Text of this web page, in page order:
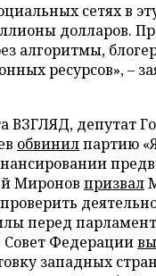
сетях в
долларов.
алгоритмы,
ресурсов», –
ВЗГЛЯД, депутат
обвинилпартию
Миронов призвал
перед
Федерации
западных